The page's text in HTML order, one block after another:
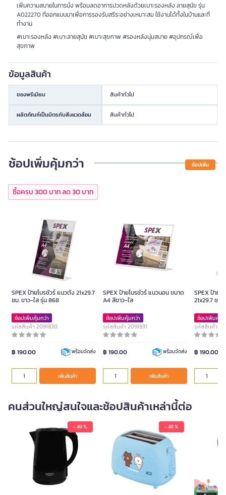
เพิ่มความสบายในการนั่ง พร้อมลดอาการปวดหลังด้วยเบาะรองหลัง ลายสุนัข รุ่น
A022270 ที่ออกแบบมาเพื่อการรองรับสรีระอย่างเหมาะสม ใช้งานได้ทั้งในบ้านและที่
ทำงาน
#เบาะรองหลัง #เบาะลายสุนัข #เบาะสุขภาพ #รองหลังนุ่มสบาย #อุปกรณ์เพื่อ
สุขภาพ
ข้อมูลสินค้า
ของพรีเมียม สินค้าทั่วไป
ผลิตภัณฑ์เป็นมิตรกับสิ่งแวดล้อม สินค้าทั่วไป
ช้อปเพิ่มคุ้มกว่า ช้อปเพิ่ม
ซื้อครบ 300 บาท ลด 30 บาท
SPEX ป้ายโบรชัวร์ แนวตั้ง 21x29.7
ซม. ขาว-ใส รุ่น 868
ช้อปเพิ่มคุ้มกว่า
รหัสสินค้า 2091830
฿ 190.00 พร้อมจัดส่ง
เพิ่มสินค้า
SPEX ป้ายโบรชัวร์ แนวนอน ขนาด
A4 สีขาว-ใส
ช้อปเพิ่มคุ้มกว่า
รหัสสินค้า 2091831
฿ 190.00 พร้อมจัดส่ง
เพิ่มสินค้า
SPEX ป้าย
21x29.7 ซม.
ช้อปเพิ่มคุ้ม
รหัสสินค้า
฿ 190.00
คนส่วนใหญ่สนใจและช้อปสินค้าเหล่านี้ต่อ
- 49 % - 48 %